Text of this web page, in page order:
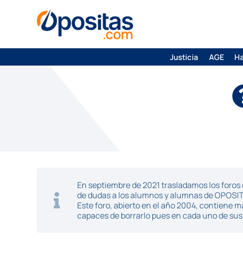
Justicia AGE
En septiembre de 2021 trasladamos los
de dudas a los alumnos y alumnas de
Este foro, abierto en el año 2004, contiene
capaces de borrarlo pues en cada uno de